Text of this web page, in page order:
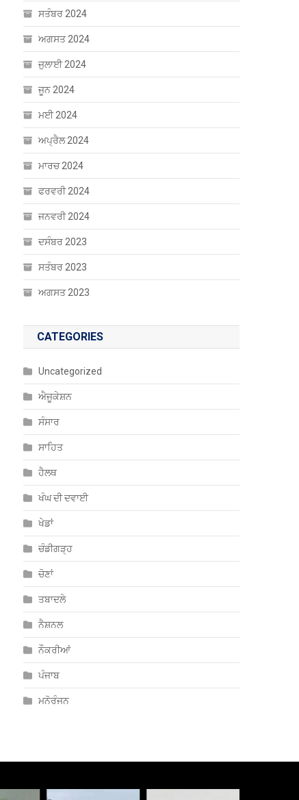
ਸਤੰਬਰ 2024
ਅਗਸਤ 2024
ਜੁਲਾਈ 2024
ਜੂਨ 2024
ਮਈ 2024
ਅਪ੍ਰੈਲ 2024
ਮਾਰਚ 2024
ਫਰਵਰੀ 2024
ਜਨਵਰੀ 2024
ਦਸੰਬਰ 2023
ਸਤੰਬਰ 2023
ਅਗਸਤ 2023
CATEGORIES
Uncategorized
ਐਜੂਕੇਸ਼ਨ
ਸੰਸਾਰ
ਸਾਹਿਤ
ਹੈਲਥ
ਖੰਘ ਦੀ ਦਵਾਈ
ਖੇਡਾਂ
ਚੰਡੀਗੜ੍ਹ
ਚੋਣਾਂ
ਤਬਾਦਲੇ
ਨੈਸ਼ਨਲ
ਨੌਕਰੀਆਂ
ਪੰਜਾਬ
ਮਨੋਰੰਜਨ